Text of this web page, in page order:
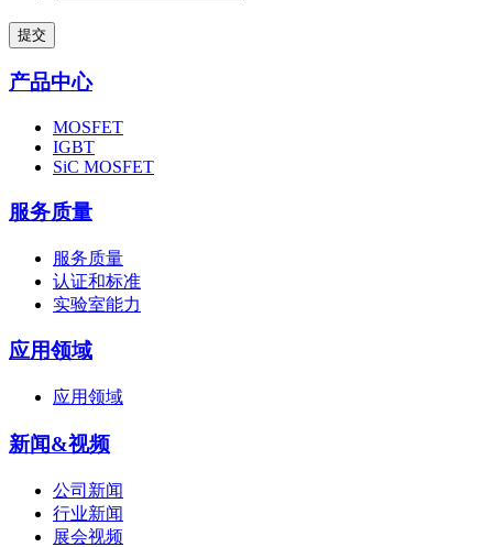
提交
产品中心
MOSFET
IGBT
SiC MOSFET
服务质量
服务质量
认证和标准
实验室能力
应用领域
应用领域
新闻&视频
公司新闻
行业新闻
展会视频